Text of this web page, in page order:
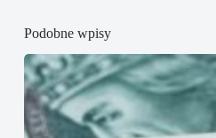
Podobne wpisy